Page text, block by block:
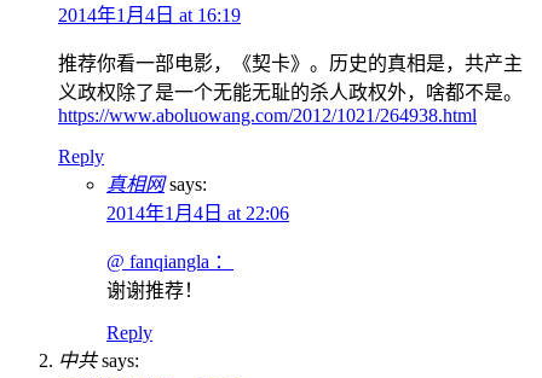
2014年1月4日 at 16:19
推荐你看一部电影，《契卡》。历史的真相是，共产主
义政权除了是一个无能无耻的杀人政权外，啥都不是。
https://www.aboluowang.com/2012/1021/264938.html
Reply
真相网 says:
2014年1月4日 at 22:06
@ fanqiangla ：
谢谢推荐！
Reply
中共 says: